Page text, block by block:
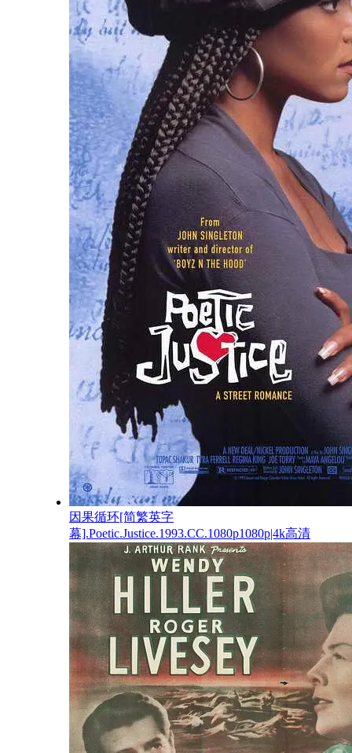
因果循环[简繁英字
幕].Poetic.Justice.1993.CC.1080p1080p|4k高清